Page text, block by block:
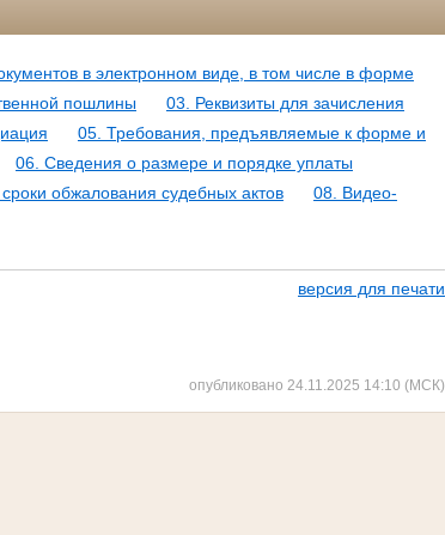
в электронном виде, в том числе в форме
пошлины
03. Реквизиты для зачисления
05. Требования, предъявляемые к форме и
06. Сведения о размере и порядке уплаты
обжалования судебных актов
08. Видео-
версия для печати
опубликовано 24.11.2025 14:10 (МСК)